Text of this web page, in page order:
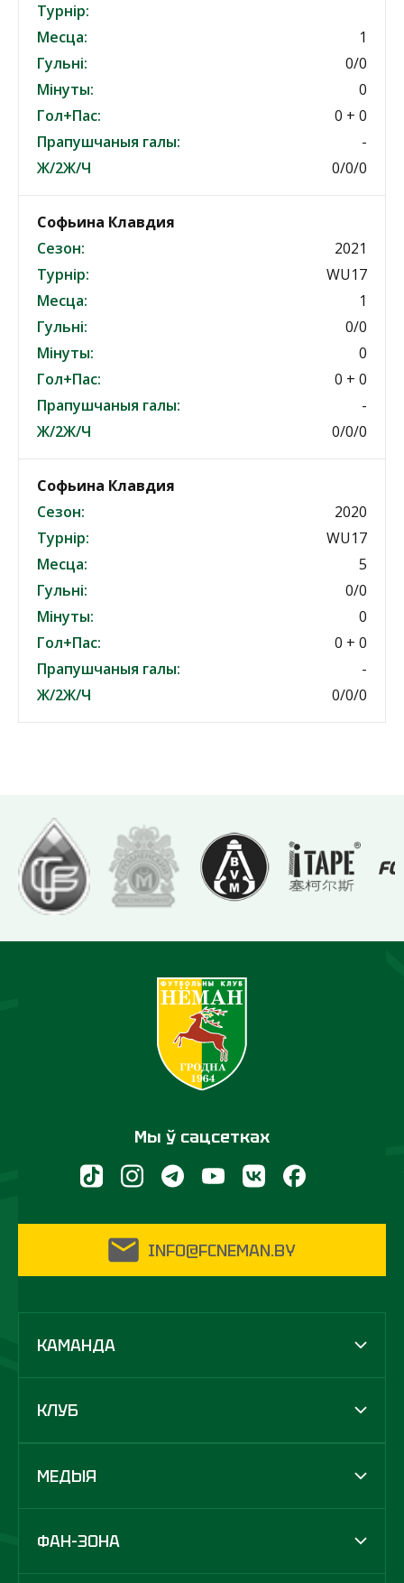
Турнір:
Месца:
1
Гульні:
0/0
Мінуты:
0
Гол+Пас:
0 + 0
Прапушчаныя галы:
-
Ж/2Ж/Ч
0/0/0
Софьина Клавдия
Сезон:
2021
Турнір:
WU17
Месца:
1
Гульні:
0/0
Мінуты:
0
Гол+Пас:
0 + 0
Прапушчаныя галы:
-
Ж/2Ж/Ч
0/0/0
Софьина Клавдия
Сезон:
2020
Турнір:
WU17
Месца:
5
Гульні:
0/0
Мінуты:
0
Гол+Пас:
0 + 0
Прапушчаныя галы:
-
Ж/2Ж/Ч
0/0/0
Мы ў сацсетках
INFO@FCNEMAN.BY
КАМАНДА
КЛУБ
МЕДЫЯ
ФАН-ЗОНА